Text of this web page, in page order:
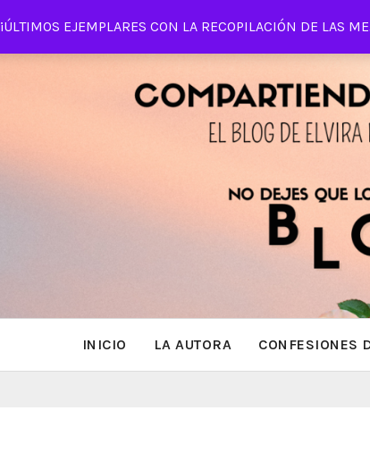
¡ÚLTIMOS EJEMPLARES CON LA RECOPILACIÓN DE LAS
INICIO LA AUTORA CONFESIONES